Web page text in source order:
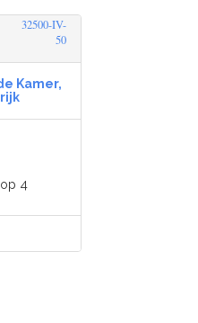
32500-IV-
50
Kamer,
4